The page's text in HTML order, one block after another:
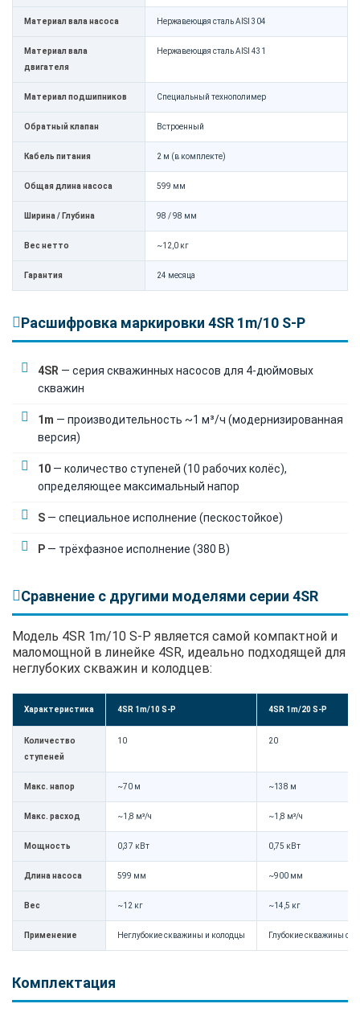
Материал вала насоса Нержавеющая сталь AISI 304
Материал вала
двигателя
Нержавеющая сталь AISI 431
Материал подшипников Специальный технополимер
Обратный клапан Встроенный
Кабель питания 2 м (в комплекте)
Общая длина насоса 599 мм
Ширина / Глубина 98 / 98 мм
Вес нетто ~12,0 кг
Гарантия 24 месяца
Расшифровка маркировки 4SR 1m/10 S-P
4SR — серия скважинных насосов для 4-дюймовых
скважин
1m — производительность ~1 м³/ч (модернизированная
версия)
10 — количество ступеней (10 рабочих колёс),
определяющее максимальный напор
S — специальное исполнение (пескостойкое)
P — трёхфазное исполнение (380 В)
Сравнение с другими моделями серии 4SR
Модель 4SR 1m/10 S-P является самой компактной и
маломощной в линейке 4SR, идеально подходящей для
неглубоких скважин и колодцев:
Характеристика 4SR 1m/10 S-P 4SR 1m/20 S-P
Количество
ступеней
10 20
Макс. напор ~70 м ~138 м
Макс. расход ~1,8 м³/ч ~1,8 м³/ч
Мощность 0,37 кВт 0,75 кВт
Длина насоса 599 мм ~900 мм
Вес ~12 кг ~14,5 кг
Применение Неглубокие скважины и колодцы Глубокие скважины с
Комплектация